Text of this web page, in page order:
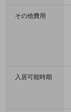
その他費用
入居可能時期